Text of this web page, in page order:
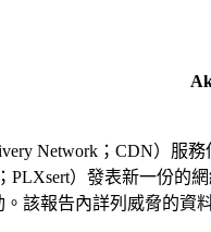
Network；CDN）服
；PLXsert）發表新一
。該報告內詳列威脅的資